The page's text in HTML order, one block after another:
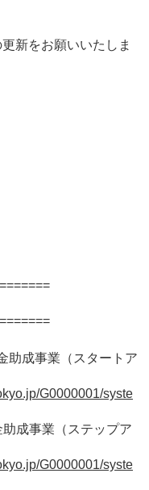
新をお願いいたしま
助成事業（スタートア
G0000001/syste
成事業（ステップア
G0000001/syste